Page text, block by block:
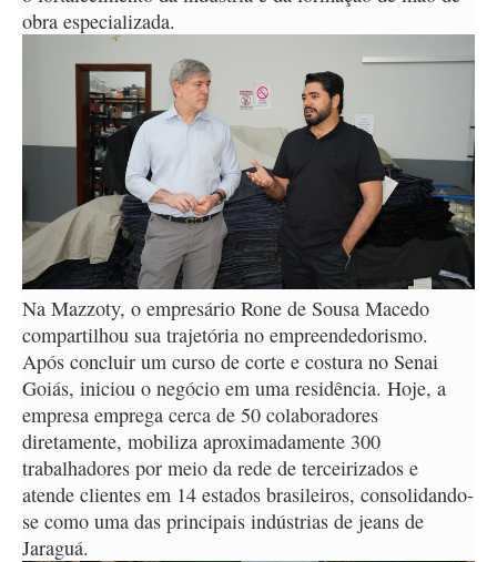
obra especializada.
Na Mazzoty, o empresário Rone de Sousa Macedo
compartilhou sua trajetória no empreendedorismo.
Após concluir um curso de corte e costura no Senai
Goiás, iniciou o negócio em uma residência. Hoje, a
empresa emprega cerca de 50 colaboradores
diretamente, mobiliza aproximadamente 300
trabalhadores por meio da rede de terceirizados e
atende clientes em 14 estados brasileiros, consolidando-
se como uma das principais indústrias de jeans de
Jaraguá.